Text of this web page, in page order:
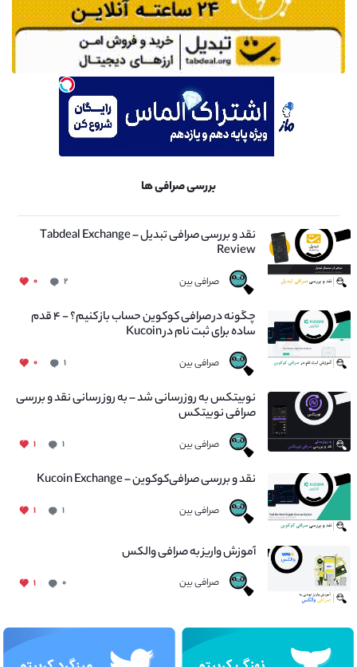
بررسی صرافی ها
نقد و بررسی صرافی تبدیل – Tabdeal Exchange
Review
صرافی بین ۲ ۰
چگونه در صرافی کوکوین حساب باز کنیم؟ - ۴ قدم
ساده برای ثبت نام در Kucoin
صرافی بین ۱ ۰
نوبیتکس به روزرسانی شد – به روز رسانی نقد و بررسی
صرافی نوبیتکس
صرافی بین ۱ ۱
نقد و بررسی صرافی‌کوکوین – Kucoin Exchange
صرافی بین ۱ ۱
آموزش واریز به صرافی والکس
صرافی بین ۰ ۱